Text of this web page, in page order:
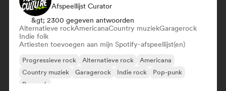
Afspeellijst Curator
&gt; 2300 gegeven antwoorden
Alternatieve rockAmericanaCountry muziekGaragerock
Indie folk
Artiesten toevoegen aan mijn Spotify-afspeellijst(en)
Progressieve rock Alternatieve rock
Americana
Country muziek
Garagerock Indie rock
Pop-punk
Poprock